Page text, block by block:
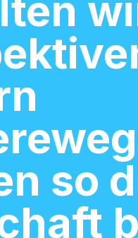
so